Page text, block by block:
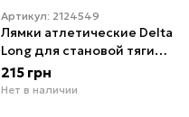
Артикул: 2124549
Лямки атлетические Delta
Long для становой тяги
черные EasyFit
215 грн
Нет в наличии